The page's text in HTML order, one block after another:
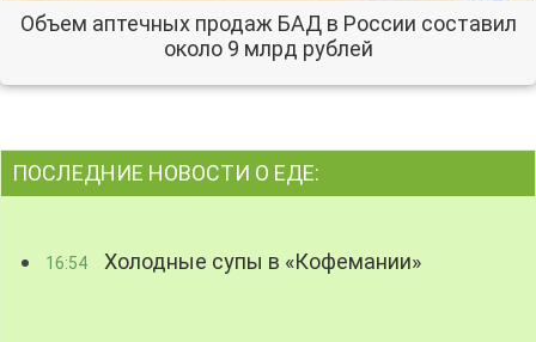
Объем аптечных продаж БАД в России составил
около 9 млрд рублей
ПОСЛЕДНИЕ НОВОСТИ О ЕДЕ:
16:54 Холодные супы в «Кофемании»